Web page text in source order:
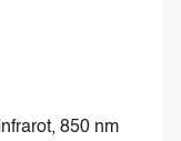
850 nm